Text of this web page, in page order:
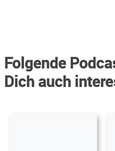
Folgende
Dich auch